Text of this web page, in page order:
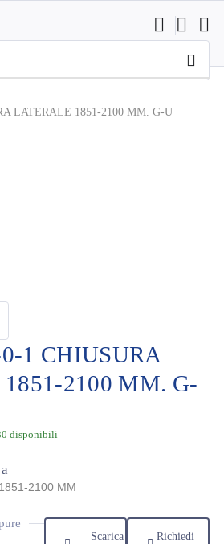
LATERALE 1851-2100 MM. G-U
1 CHIUSURA
2100 MM. G-
disponibili
2100 MM
Scarica
Richiedi